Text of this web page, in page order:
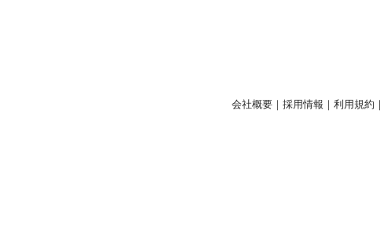
会社概要｜ 採用情報 ｜ 利用規約 ｜